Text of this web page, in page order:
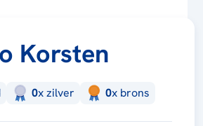
Korsten
0xzilver 0x brons